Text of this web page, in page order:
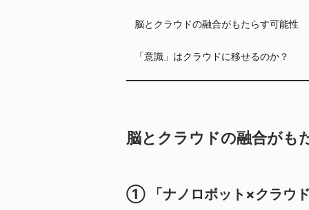
脳とクラウドの融合がもたらす可能性
「意識」はクラウドに移せるのか？
脳とクラウドの融合がも
① 「ナノロボット×クラウ